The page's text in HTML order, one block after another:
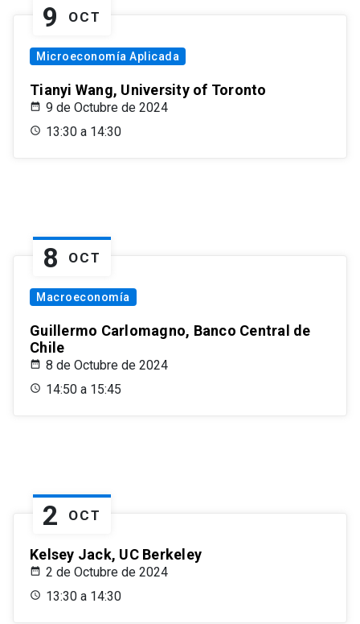
9 OCT
Microeconomía Aplicada
Tianyi Wang, University of Toronto
9 de Octubre de 2024
13:30 a 14:30
8 OCT
Macroeconomía
Guillermo Carlomagno, Banco Central de
Chile
8 de Octubre de 2024
14:50 a 15:45
2 OCT
Kelsey Jack, UC Berkeley
2 de Octubre de 2024
13:30 a 14:30